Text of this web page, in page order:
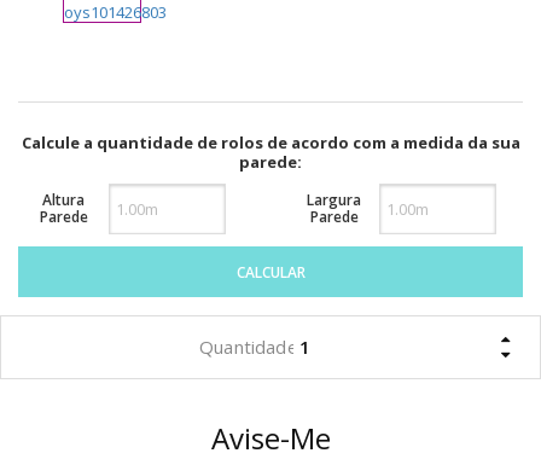
Calcule a quantidade de rolos de acordo com a medida da sua
parede:
Altura
Parede
Largura
Parede
CALCULAR
Avise-Me